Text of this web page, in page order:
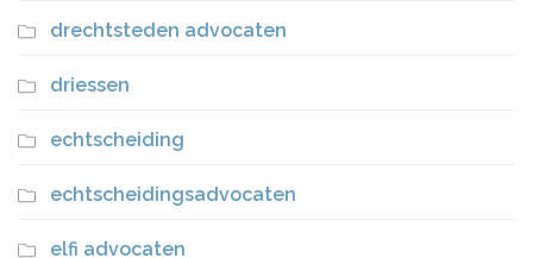
drechtsteden advocaten
driessen
echtscheiding
echtscheidingsadvocaten
elfi advocaten